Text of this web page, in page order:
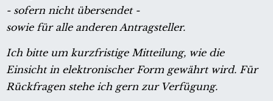
- sofern nicht übersendet -
sowie für alle anderen Antragsteller.
Ich bitte um kurzfristige Mitteilung, wie die
Einsicht in elektronischer Form gewährt wird. Für
Rückfragen stehe ich gern zur Verfügung.